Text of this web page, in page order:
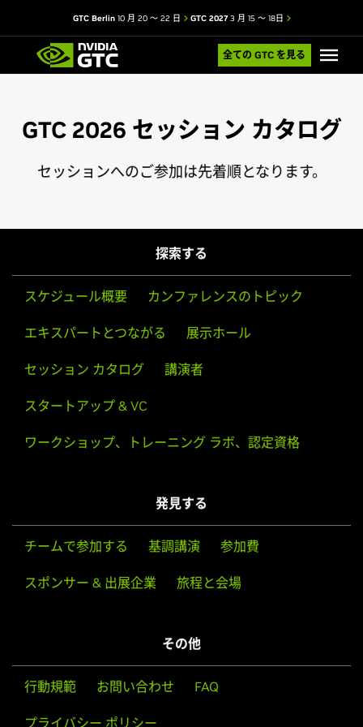
GTC Berlin10 月 20 ～ 22 日 GTC 20273 月 15 ～ 18日
全ての GTC を見る
GTC 2026 セッション カタログ
セッションへのご参加は先着順となります。
探索する
スケジュール概要 カンファレンスのトピック
エキスパートとつながる 展示ホール
セッション カタログ 講演者
スタートアップ & VC
ワークショップ、トレーニング ラボ、認定資格
発見する
チームで参加する 基調講演 参加費
スポンサー & 出展企業 旅程と会場
その他
行動規範 お問い合わせ FAQ
プライバシー ポリシー